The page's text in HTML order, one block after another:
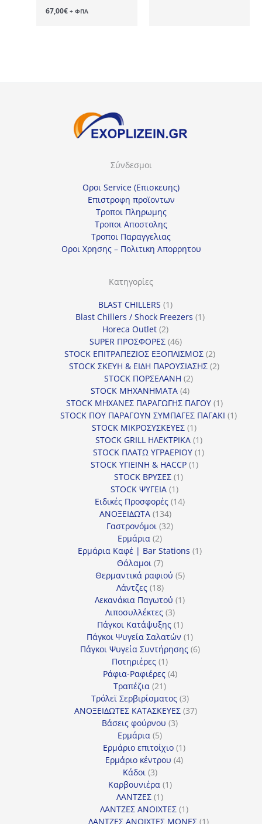
67,00€ + ΦΠΑ
Σύνδεσμοι
Οροι Service (Επισκευης)
Επιστροφη προϊοντων
Τροποι Πληρωμης
Τροποι Αποστολης
Τροποι Παραγγελιας
Οροι Χρησης – Πολιτικη Απορρητου
Κατηγορίες
BLAST CHILLERS 11
προϊόν
Blast Chillers / Shock Freezers 11
Horeca Outlet 22
προϊόντα
SUPER ΠΡΟΣΦΟΡΕΣ 4646
προϊόντα
STOCK ΕΠΙΤΡΑΠΕΖΙΟΣ ΕΞΟΠΛΙΣΜΟΣ 22
προϊόντα
STOCK ΣΚΕΥΗ & ΕΙΔΗ ΠΑΡΟΥΣΙΑΣΗΣ 22
STOCK ΠΟΡΣΕΛΑΝΗ 22
STOCK ΜΗΧΑΝΗΜΑΤΑ 44
προϊόντα
STOCK ΜΗΧΑΝΕΣ ΠΑΡΑΓΩΓΗΣ ΠΑΓΟΥ 11
προϊόν
STOCK ΠΟΥ ΠΑΡΑΓΟΥΝ ΣΥΜΠΑΓΕΣ ΠΑΓΑΚΙ 11
STOCK ΜΙΚΡΟΣΥΣΚΕΥΕΣ 11
προϊόν
STOCK GRILL ΗΛΕΚΤΡΙΚΑ 11
προϊόν
STOCK ΠΛΑΤΩ ΥΓΡΑΕΡΙΟΥ 11
STOCK ΥΓΙΕΙΝΗ & HACCP 11
STOCK ΒΡΥΣΕΣ 11
STOCK ΨΥΓΕΙΑ 11
προϊόν
Ειδικές Προσφορές 1414
ΑΝΟΞΕΙΔΩΤΑ 134134
προϊόντα
Γαστρονόμοι 3232
Ερμάρια 22
προϊόντα
Ερμάρια Καφέ | Bar Stations 11
Θάλαμοι 77
προϊόντα
Θερμαντικά ραφιού 55
Λάντζες 1818
προϊόντα
Λεκανάκια Παγωτού 11
Λιποσυλλέκτες 33
προϊόντα
Πάγκοι Κατάψυξης 11
προϊόν
Πάγκοι Ψυγεία Σαλατών 11
προϊόν
Πάγκοι Ψυγεία Συντήρησης 66
Ποτηριέρες 11
προϊόν
Ράφια-Ραφιέρες 44
Τραπέζια 2121
προϊόντα
Τρόλεϊ Σερβιρίσματος 33
προϊόντα
ΑΝΟΞΕΙΔΩΤΕΣ ΚΑΤΑΣΚΕΥΕΣ 3737
Βάσεις φούρνου 33
Ερμάρια 55
προϊόντα
Ερμάριο επιτοίχιο 11
προϊόν
Ερμάριο κέντρου 44
Κάδοι 33
προϊόντα
Καρβουνιέρα 11
ΛΑΝΤΖΕΣ 11
προϊόν
ΛΑΝΤΖΕΣ ΑΝΟΙΧΤΕΣ 11
προϊόν
ΛΑΝΤΖΕΣ ΑΝΟΙΧΤΕΣ ΜΟΝΕΣ 11